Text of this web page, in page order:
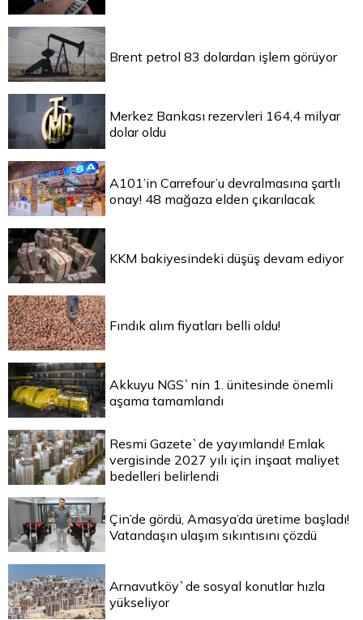
Brent petrol 83 dolardan işlem görüyor
Merkez Bankası rezervleri 164,4 milyar
dolar oldu
A101’in Carrefour’u devralmasına şartlı
onay! 48 mağaza elden çıkarılacak
KKM bakiyesindeki düşüş devam ediyor
Fındık alım fiyatları belli oldu!
Akkuyu NGS`nin 1. ünitesinde önemli
aşama tamamlandı
Resmi Gazete`de yayımlandı! Emlak
vergisinde 2027 yılı için inşaat maliyet
bedelleri belirlendi
Çin’de gördü, Amasya’da üretime başladı!
Vatandaşın ulaşım sıkıntısını çözdü
Arnavutköy`de sosyal konutlar hızla
yükseliyor